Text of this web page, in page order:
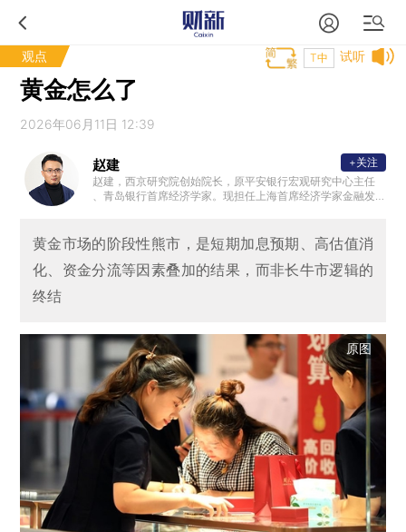
观点 试听
T中
黄金怎么了
2026年06月11日 12:39
赵建
赵建，西京研究院创始院长，原平安银行宏观研究中心主任
、青岛银行首席经济学家。现担任上海首席经济学家金融发
师、研究员，CF40青年学者，中国银行、中银协、重庆银行
、长沙银行等特聘顾问。主持和参与国家社科基金重大和一
般项目多项，在《经济研究》、《金融研究》、《经济学动
+关注
黄金市场的阶段性熊市，是短期加息预期、高估值消
化、资金分流等因素叠加的结果，而非长牛市逻辑的
终结
原图